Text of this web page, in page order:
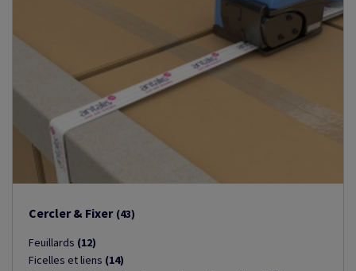
Cercler & Fixer (43)
Feuillards (12)
Ficelles et liens (14)